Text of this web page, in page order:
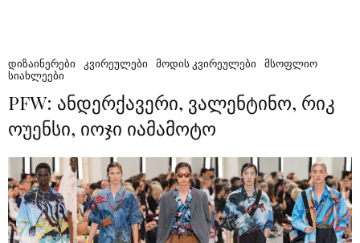
ᲓᲘᲖᲐᲘᲜᲔᲠᲔᲑᲘ ᲙᲕᲘᲠᲔᲣᲚᲔᲑᲘ ᲛᲝᲓᲘᲡ ᲙᲕᲘᲠᲔᲣᲚᲔᲑᲘ
ᲛᲡᲝᲤᲚᲘᲝ
ᲡᲘᲐᲮᲚᲔᲔᲑᲘ
PFW: ანდერქავერი, ვალენტინო, რიკ
ოუენსი, იოჯი იამამოტო